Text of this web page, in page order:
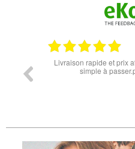
Super lunette merci